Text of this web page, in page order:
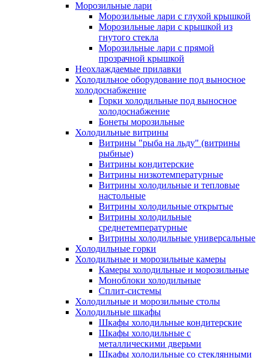
Морозильные лари
Морозильные лари с глухой крышкой
Морозильные лари с крышкой из
гнутого стекла
Морозильные лари с прямой
прозрачной крышкой
Неохлаждаемые прилавки
Холодильное оборудование под выносное
холодоснабжение
Горки холодильные под выносное
холодоснабжение
Бонеты морозильные
Холодильные витрины
Витрины "рыба на льду" (витрины
рыбные)
Витрины кондитерские
Витрины низкотемпературные
Витрины холодильные и тепловые
настольные
Витрины холодильные открытые
Витрины холодильные
среднетемпературные
Витрины холодильные универсальные
Холодильные горки
Холодильные и морозильные камеры
Камеры холодильные и морозильные
Моноблоки холодильные
Сплит-системы
Холодильные и морозильные столы
Холодильные шкафы
Шкафы холодильные кондитерские
Шкафы холодильные с
металлическими дверьми
Шкафы холодильные со стеклянными